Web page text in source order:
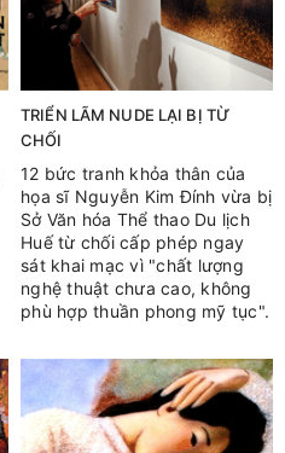
TRIỂN LÃM NUDE LẠI BỊ TỪ
CHỐI
12 bức tranh khỏa thân của
họa sĩ Nguyễn Kim Đính vừa bị
Sở Văn hóa Thể thao Du lịch
Huế từ chối cấp phép ngay
sát khai mạc vì "chất lượng
nghệ thuật chưa cao, không
phù hợp thuần phong mỹ tục".